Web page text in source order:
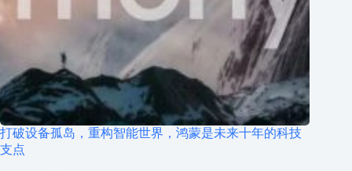
打破设备孤岛，重构智能世界，鸿蒙是未来十年的科技
支点